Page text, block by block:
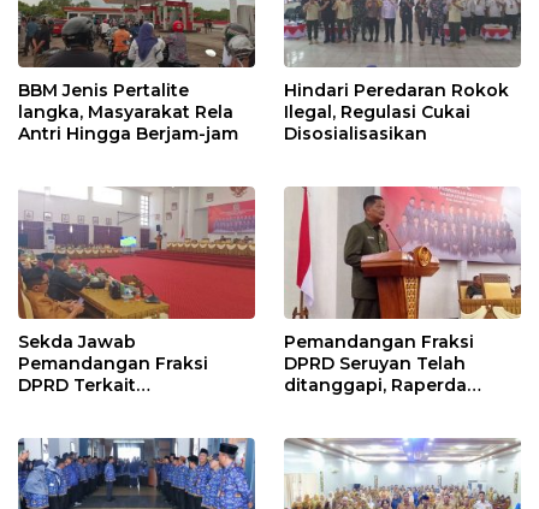
BBM Jenis Pertalite
langka, Masyarakat Rela
Antri Hingga Berjam-jam
Hindari Peredaran Rokok
Ilegal, Regulasi Cukai
Disosialisasikan
Sekda Jawab
Pemandangan Fraksi
DPRD Terkait
2024
Pemandangan Fraksi
DPRD Seruyan Telah
ditanggapi, Raperda